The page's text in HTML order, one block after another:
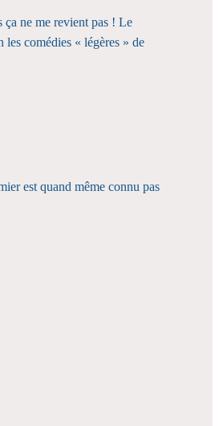
ça ne me revient pas ! Le
comédies « légères » de
est quand même connu pas